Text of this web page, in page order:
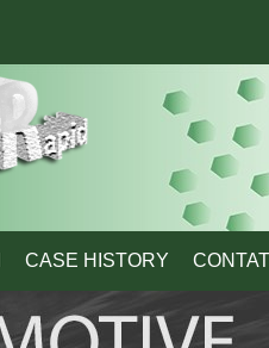
CASE HISTORY